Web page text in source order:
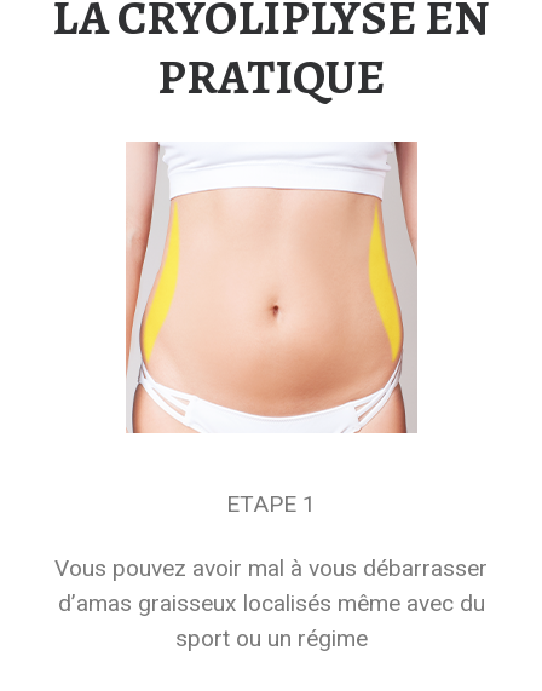
LA CRYOLIPLYSE EN
PRATIQUE
ETAPE 1
Vous pouvez avoir mal à vous débarrasser
d’amas graisseux localisés même avec du
sport ou un régime